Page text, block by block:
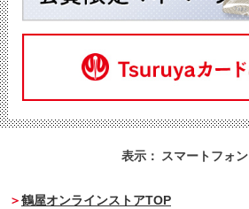
表示： スマートフォン
鶴屋オンラインストアTOP